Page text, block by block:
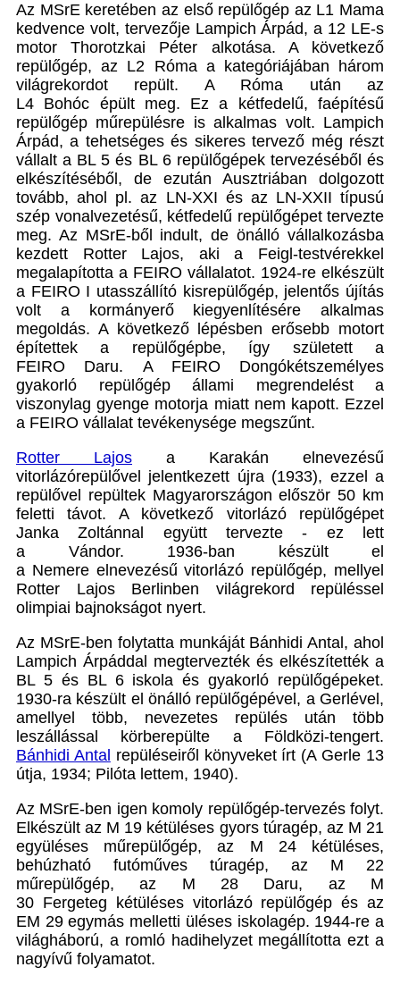
Az MSrE keretében az első repülőgép az L1 Mama
kedvence volt, tervezője Lampich Árpád, a 12 LE-s
motor Thorotzkai Péter alkotása. A következő
repülőgép, az L2 Róma a kategóriájában három
világrekordot repült. A Róma után az
L4 Bohóc épült meg. Ez a kétfedelű, faépítésű
repülőgép műrepülésre is alkalmas volt. Lampich
Árpád, a tehetséges és sikeres tervező még részt
vállalt a BL 5 és BL 6 repülőgépek tervezéséből és
elkészítéséből, de ezután Ausztriában dolgozott
tovább, ahol pl. az LN-XXI és az LN-XXII típusú
szép vonalvezetésű, kétfedelű repülőgépet tervezte
meg. Az MSrE-ből indult, de önálló vállalkozásba
kezdett Rotter Lajos, aki a Feigl-testvérekkel
megalapította a FEIRO vállalatot. 1924-re elkészült
a FEIRO I utasszállító kisrepülőgép, jelentős újítás
volt a kormányerő kiegyenlítésére alkalmas
megoldás. A következő lépésben erősebb motort
építettek a repülőgépbe, így született a
FEIRO Daru. A FEIRO Dongókétszemélyes
gyakorló repülőgép állami megrendelést a
viszonylag gyenge motorja miatt nem kapott. Ezzel
a FEIRO vállalat tevékenysége megszűnt.
Rotter Lajos a Karakán elnevezésű
vitorlázórepülővel jelentkezett újra (1933), ezzel a
repülővel repültek Magyarországon először 50 km
feletti távot. A következő vitorlázó repülőgépet
Janka Zoltánnal együtt tervezte - ez lett
a Vándor. 1936-ban készült el
a Nemere elnevezésű vitorlázó repülőgép, mellyel
Rotter Lajos Berlinben világrekord repüléssel
olimpiai bajnokságot nyert.
Az MSrE-ben folytatta munkáját Bánhidi Antal, ahol
Lampich Árpáddal megtervezték és elkészítették a
BL 5 és BL 6 iskola és gyakorló repülőgépeket.
1930-ra készült el önálló repülőgépével, a Gerlével,
amellyel több, nevezetes repülés után több
leszállással körberepülte a Földközi-tengert.
Bánhidi Antal repüléseiről könyveket írt (A Gerle 13
útja, 1934; Pilóta lettem, 1940).
Az MSrE-ben igen komoly repülőgép-tervezés folyt.
Elkészült az M 19 kétüléses gyors túragép, az M 21
együléses műrepülőgép, az M 24 kétüléses,
behúzható futóműves túragép, az M 22
műrepülőgép, az M 28 Daru, az M
30 Fergeteg kétüléses vitorlázó repülőgép és az
EM 29 egymás melletti üléses iskolagép. 1944-re a
világháború, a romló hadihelyzet megállította ezt a
nagyívű folyamatot.